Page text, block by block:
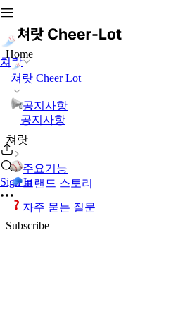
쳐랏
Sign In
Home
쳐랏 Cheer Lot
공지사항
공지사항
쳐랏
주요기능
브랜드 스토리
자주 묻는 질문
Subscribe